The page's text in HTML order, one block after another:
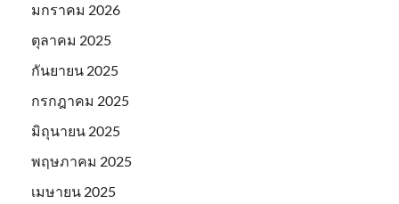
มกราคม 2026
ตุลาคม 2025
กันยายน 2025
กรกฎาคม 2025
มิถุนายน 2025
พฤษภาคม 2025
เมษายน 2025